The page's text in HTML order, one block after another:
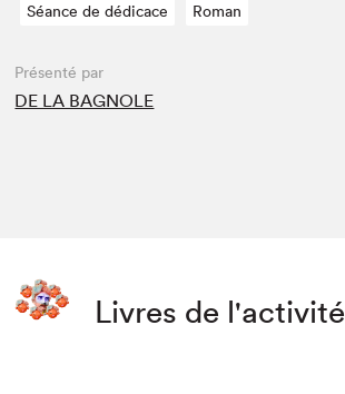
Séance de dédicace Roman
Présenté par
DE LA BAGNOLE
Livres de l'activité